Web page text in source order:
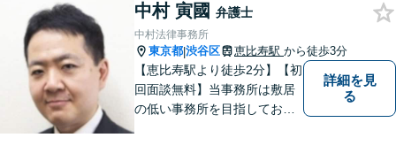
向けて、10年以上にわたる弁
護士活動から得た知識・経験
をフル活用して解決を目指し
ます。
中村 寅國 弁護士
中村法律事務所
東京都|渋谷区 恵比寿駅 から徒歩3分
【恵比寿駅より徒歩2分】【初
回面談無料】当事務所は敷居
の低い事務所を目指しており
詳細を見
る